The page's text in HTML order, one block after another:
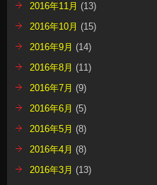
2016年11月 (13)
2016年10月 (15)
2016年9月 (14)
2016年8月 (11)
2016年7月 (9)
2016年6月 (5)
2016年5月 (8)
2016年4月 (8)
2016年3月 (13)